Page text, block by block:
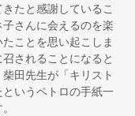
たと感謝しているこ
さんに会えるのを楽
ことを思い起こしま
されることになると
田先生が「キリスト
いうペトロの手紙一